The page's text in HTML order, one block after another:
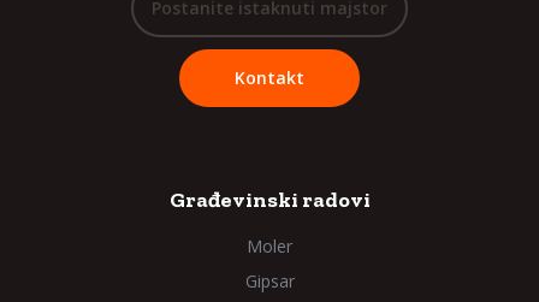
Postanite istaknuti majstor
Kontakt
Građevinski radovi
Moler
Gipsar